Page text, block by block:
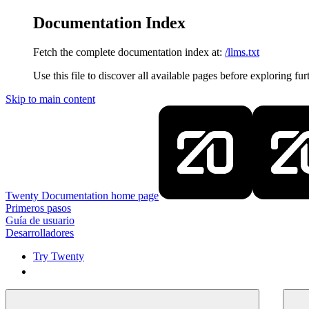
Documentation Index
Fetch the complete documentation index at: /llms.txt
Use this file to discover all available pages before exploring
Skip to main content
Twenty Documentation home page
Primeros pasos
Guía de usuario
Desarrolladores
Try Twenty